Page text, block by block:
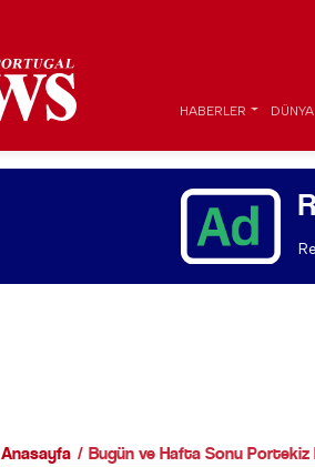
HABERLER DÜNYA
Anasayfa Bugün ve Hafta Sonu Portekiz